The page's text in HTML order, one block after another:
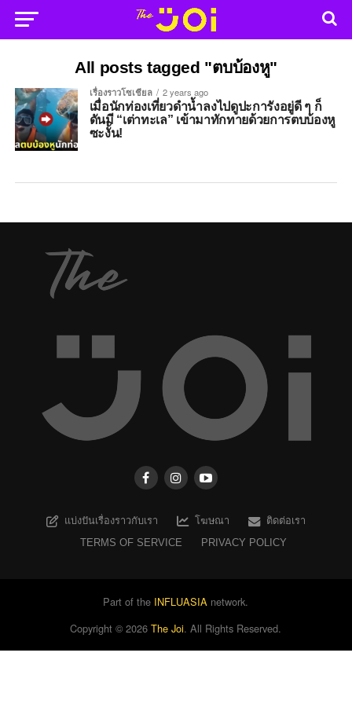
All posts tagged "ตบบ้องหู"
เรื่องราวโซเชียล 2 years ago
เมื่อนักท่องเที่ยวดำน้ำลงไปดูปะการังอยู่ดี ๆ ก็
ดันมี “เต่าทะเล” เข้ามาทักทายด้วยการตบบ้องหู
ซะงั้น!
แบ่งปันเรื่องราวกับเรา โฆษณา
ติดต่อเรา
TERMS OF SERVICE
PRIVACY POLICY
Part of the INFLUASIA network.
Copyright ©2026 The Joi. All Rights Reserved.